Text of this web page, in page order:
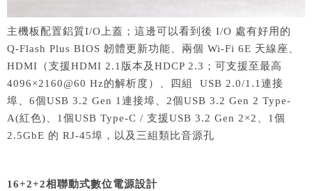
主機板配置鋁質I/O上蓋；這邊可以看到後 I/O 處有好用的
Q-Flash Plus BIOS 韌體更新功能、兩個 Wi-Fi 6E 天線座、
HDMI（支援HDMI 2.1版本及HDCP 2.3；可支援至最高
4096×2160@60 Hz的解析度）、四組 USB 2.0/1.1連接
埠、6個USB 3.2 Gen 1連接埠、2個USB 3.2 Gen 2 Type-
A(紅色)、1個USB Type-C / 支援USB 3.2 Gen 2×2、1個
2.5GbE 的 RJ-45埠，以及三組類比音源孔
16+2+2相聯動式數位電源設計